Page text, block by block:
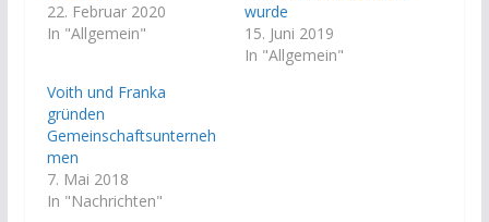
22. Februar 2020
In "Allgemein"
wurde
15. Juni 2019
In "Allgemein"
Voith und Franka
gründen
Gemeinschaftsunterneh
men
7. Mai 2018
In "Nachrichten"